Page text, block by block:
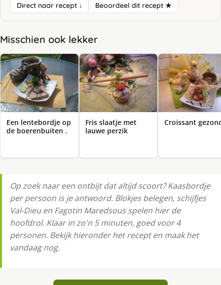
Direct naar recept ↓ Beoordeel dit recept ★
Misschien ook lekker
Een lentebordje op
de boerenbuiten .
Fris slaatje met
lauwe perzik
Croissant
Op zoek naar een ontbijt dat altijd scoort? Kaasbordje
per persoon is je antwoord. Blokjes belegen, schijfjes
Val-Dieu en Fagotin Maredsous spelen hier de
hoofdrol. Klaar in zo'n 5 minuten, goed voor 4
personen. Bekijk hieronder het recept en maak het
vandaag nog.